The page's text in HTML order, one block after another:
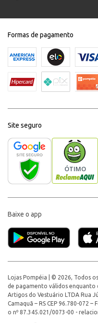
Formas de pagamento
Site seguro
Baixe o app
Lojas Pompéia | © 2026, Todos
de pagamento válidos enquanto
Artigos do Vestuário LTDA Rua
Camaquã – RS CEP 96.780-072
o nº 87.345.021/0073-00 -